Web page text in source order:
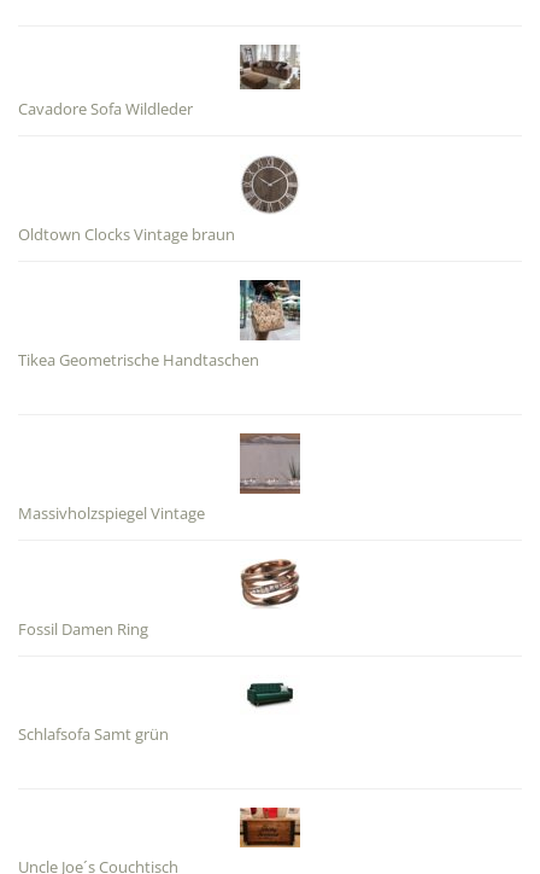
Cavadore Sofa Wildleder
Oldtown Clocks Vintage braun
Tikea Geometrische Handtaschen
Massivholzspiegel Vintage
Fossil Damen Ring
Schlafsofa Samt grün
Uncle Joe´s Couchtisch